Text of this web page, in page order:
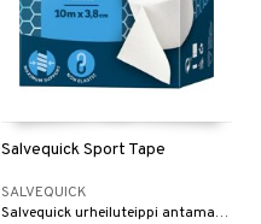
Salvequick Sport Tape
SALVEQUICK
Salvequick urheiluteippi antamaan tukea